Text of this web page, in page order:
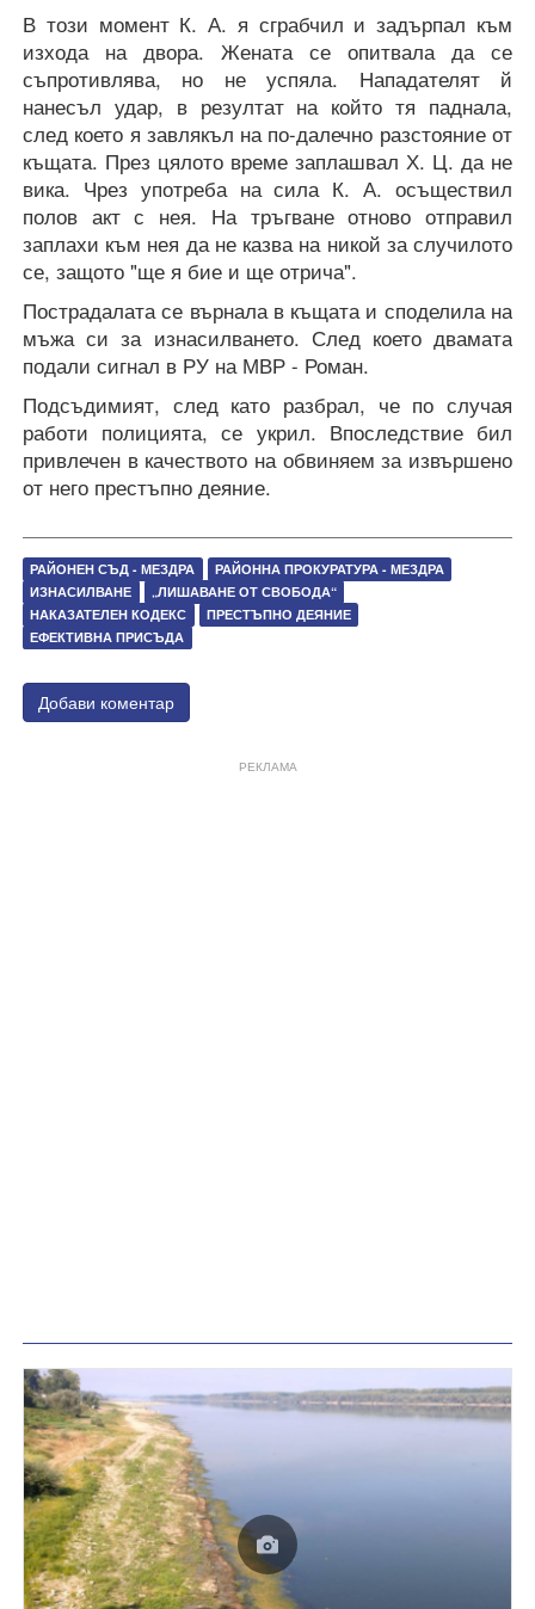
В този момент К. А. я сграбчил и задърпал към
изхода на двора. Жената се опитвала да се
съпротивлява, но не успяла. Нападателят й
нанесъл удар, в резултат на който тя паднала,
след което я завлякъл на по-далечно разстояние от
къщата. През цялото време заплашвал Х. Ц. да не
вика. Чрез употреба на сила К. А. осъществил
полов акт с нея. На тръгване отново отправил
заплахи към нея да не казва на никой за случилото
се, защото "ще я бие и ще отрича".
Пострадалата се върнала в къщата и споделила на
мъжа си за изнасилването. След което двамата
подали сигнал в РУ на МВР - Роман.
Подсъдимият, след като разбрал, че по случая
работи полицията, се укрил. Впоследствие бил
привлечен в качеството на обвиняем за извършено
от него престъпно деяние.
РАЙОНЕН СЪД - МЕЗДРА
РАЙОННА ПРОКУРАТУРА - МЕЗДРА
ИЗНАСИЛВАНЕ
„ЛИШАВАНЕ ОТ СВОБОДА“
НАКАЗАТЕЛЕН КОДЕКС
ПРЕСТЪПНО ДЕЯНИЕ
ЕФЕКТИВНА ПРИСЪДА
Добави коментар
РЕКЛАМА